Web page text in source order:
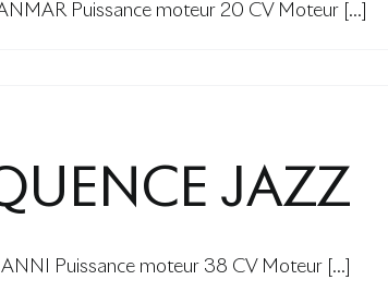
Puissance moteur 20 CV Moteur [...]
JAZZ
Puissance moteur 38 CV Moteur [...]